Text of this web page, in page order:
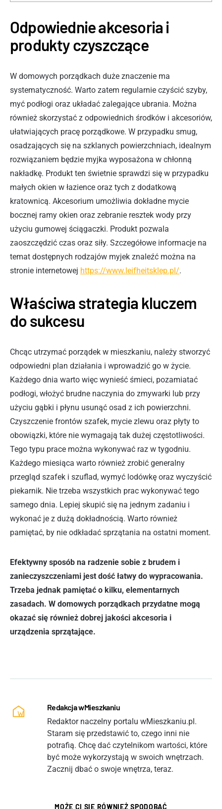
Odpowiednie akcesoria i
produkty czyszczące
W domowych porządkach duże znaczenie ma
systematyczność. Warto zatem regularnie czyścić szyby,
myć podłogi oraz układać zalegające ubrania. Można
również skorzystać z odpowiednich środków i akcesoriów,
ułatwiających pracę porządkowe. W przypadku smug,
osadzających się na szklanych powierzchniach, idealnym
rozwiązaniem będzie myjka wyposażona w chłonną
nakładkę. Produkt ten świetnie sprawdzi się w przypadku
małych okien w łazience oraz tych z dodatkową
kratownicą. Akcesorium umożliwia dokładne mycie
bocznej ramy okien oraz zebranie resztek wody przy
użyciu gumowej ściągaczki. Produkt pozwala
zaoszczędzić czas oraz siły. Szczegółowe informacje na
temat dostępnych rodzajów myjek znaleźć można na
stronie internetowej https://www.leifheitsklep.pl/.
Właściwa strategia kluczem
do sukcesu
Chcąc utrzymać porządek w mieszkaniu, należy stworzyć
odpowiedni plan działania i wprowadzić go w życie.
Każdego dnia warto więc wynieść śmieci, pozamiatać
podłogi, włożyć brudne naczynia do zmywarki lub przy
użyciu gąbki i płynu usunąć osad z ich powierzchni.
Czyszczenie frontów szafek, mycie zlewu oraz płyty to
obowiązki, które nie wymagają tak dużej częstotliwości.
Tego typu prace można wykonywać raz w tygodniu.
Każdego miesiąca warto również zrobić generalny
przegląd szafek i szuflad, wymyć lodówkę oraz wyczyścić
piekarnik. Nie trzeba wszystkich prac wykonywać tego
samego dnia. Lepiej skupić się na jednym zadaniu i
wykonać je z dużą dokładnością. Warto również
pamiętać, by nie odkładać sprzątania na ostatni moment.
Efektywny sposób na radzenie sobie z brudem i
zanieczyszczeniami jest dość łatwy do wypracowania.
Trzeba jednak pamiętać o kilku, elementarnych
zasadach. W domowych porządkach przydatne mogą
okazać się również dobrej jakości akcesoria i
urządzenia sprzątające.
Redakcja wMieszkaniu
Redaktor naczelny portalu wMieszkaniu.pl.
Staram się przedstawić to, czego inni nie
potrafią. Chcę dać czytelnikom wartości, które
być może wykorzystają w swoich wnętrzach.
Zacznij dbać o swoje wnętrza, teraz.
MOŻE CI SIĘ RÓWNIEŻ SPODOBAĆ